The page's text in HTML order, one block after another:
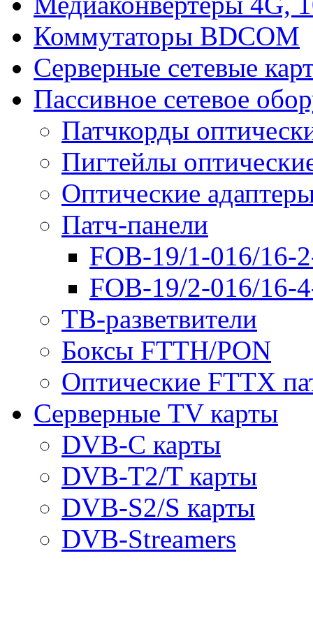
Коммутаторы BDCOM
Серверные сетевые
Пассивное сетевое
Патчкорды
Пигтейлы
Оптические
Патч-панели
FOB-19/1-016/16-
FOB-19/2-016/16-
ТВ-разветвители
Боксы FTTH/PON
Оптические FTTX
Серверные TV карты
DVB-C карты
DVB-T2/T карты
DVB-S2/S карты
DVB-Streamers